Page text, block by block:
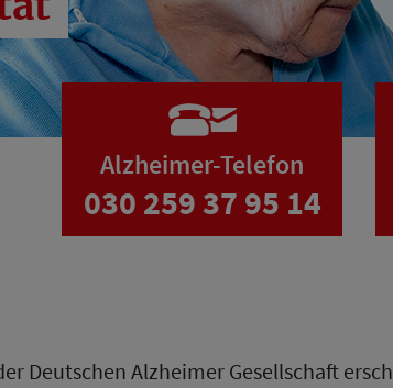
Alzheimer-Telefon
030 259 37 95 14
Deutschen Alzheimer Gesellschaft